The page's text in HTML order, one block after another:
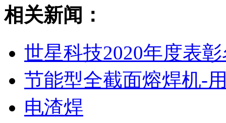
相关新闻：
世星科技2020年度表
节能型全截面熔焊机-
电渣焊